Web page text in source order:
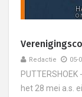
Redactie 05-
het 28 mei a.s.